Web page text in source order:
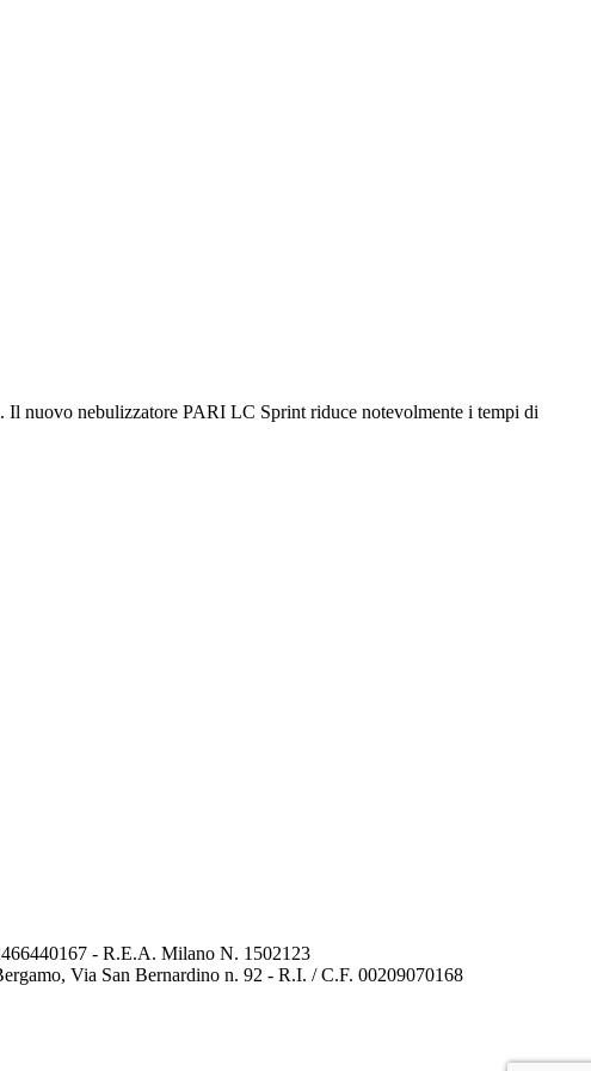
Il nuovo nebulizzatore PARI LC Sprint riduce notevolmente i tempi di
- R.E.A. Milano N. 1502123
Via San Bernardino n. 92 - R.I. / C.F. 00209070168